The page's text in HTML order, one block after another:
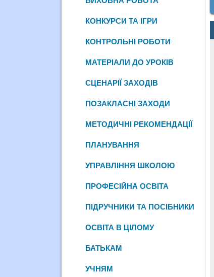
КОНКУРСИ ТА ІГРИ
КОНТРОЛЬНІ РОБОТИ
МАТЕРІАЛИ ДО УРОКІВ
СЦЕНАРІЇ ЗАХОДІВ
ПОЗАКЛАСНІ ЗАХОДИ
МЕТОДИЧНІ РЕКОМЕНДАЦІЇ
ПЛАНУВАННЯ
УПРАВЛІННЯ ШКОЛОЮ
ПРОФЕСІЙНА ОСВІТА
ПІДРУЧНИКИ ТА ПОСІБНИКИ
ОСВІТА В ЦІЛОМУ
БАТЬКАМ
УЧНЯМ